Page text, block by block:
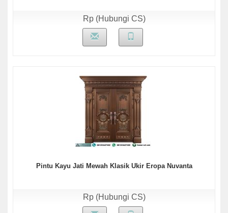
Rp (Hubungi CS)
Pintu Kayu Jati Mewah Klasik Ukir Eropa Nuvanta
Rp (Hubungi CS)